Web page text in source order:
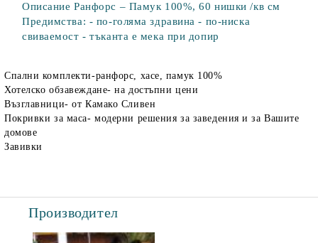
Описание Ранфорс – Памук 100%, 60 нишки /кв см
Предимства: - по-голяма здравина - по-ниска
свиваемост - тъканта е мека при допир
Спални комплекти-ранфорс, хасе, памук 100%
Хотелско обзавеждане- на достъпни цени
Възглавници- от Камако Сливен
Покривки за маса- модерни решения за заведения и за Вашите
домове
Завивки
Производител